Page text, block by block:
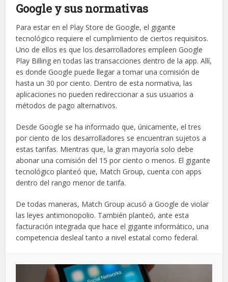
Google y sus normativas
Para estar en el Play Store de Google, el gigante
tecnológico requiere el cumplimiento de ciertos requisitos.
Uno de ellos es que los desarrolladores empleen Google
Play Billing en todas las transacciones dentro de la app. Allí,
es donde Google puede llegar a tomar una comisión de
hasta un 30 por ciento. Dentro de esta normativa, las
aplicaciones no pueden redireccionar a sus usuarios a
métodos de pago alternativos.
Desde Google se ha informado que, únicamente, el tres
por ciento de los desarrolladores se encuentran sujetos a
estas tarifas. Mientras que, la gran mayoría solo debe
abonar una comisión del 15 por ciento o menos. El gigante
tecnológico planteó que, Match Group, cuenta con apps
dentro del rango menor de tarifa.
De todas maneras, Match Group acusó a Google de violar
las leyes antimonopolio. También planteó, ante esta
facturación integrada que hace el gigante informático, una
competencia desleal tanto a nivel estatal como federal.